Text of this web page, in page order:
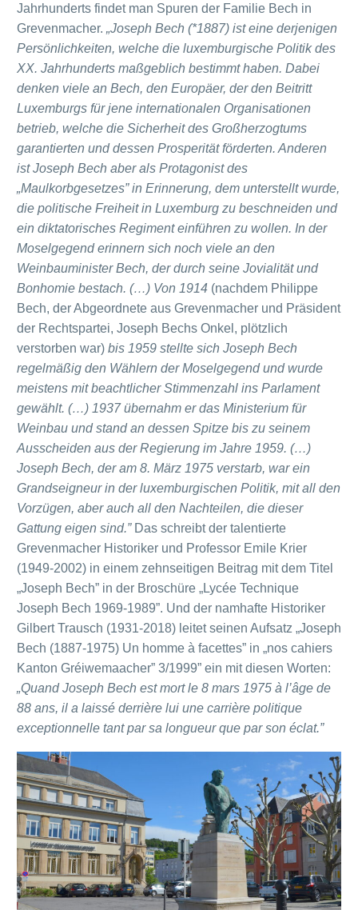
Jahrhunderts findet man Spuren der Familie Bech in
Grevenmacher. „Joseph Bech (*1887) ist eine derjenigen
Persönlichkeiten, welche die luxemburgische Politik des
XX. Jahrhunderts maßgeblich bestimmt haben. Dabei
denken viele an Bech, den Europäer, der den Beitritt
Luxemburgs für jene internationalen Organisationen
betrieb, welche die Sicherheit des Großherzogtums
garantierten und dessen Prosperität förderten. Anderen
ist Joseph Bech aber als Protagonist des
„Maulkorbgesetzes” in Erinnerung, dem unterstellt wurde,
die politische Freiheit in Luxemburg zu beschneiden und
ein diktatorisches Regiment einführen zu wollen. In der
Moselgegend erinnern sich noch viele an den
Weinbauminister Bech, der durch seine Jovialität und
Bonhomie bestach. (…) Von 1914 (nachdem Philippe
Bech, der Abgeordnete aus Grevenmacher und Präsident
der Rechtspartei, Joseph Bechs Onkel, plötzlich
verstorben war) bis 1959 stellte sich Joseph Bech
regelmäßig den Wählern der Moselgegend und wurde
meistens mit beachtlicher Stimmenzahl ins Parlament
gewählt. (…) 1937 übernahm er das Ministerium für
Weinbau und stand an dessen Spitze bis zu seinem
Ausscheiden aus der Regierung im Jahre 1959. (…)
Joseph Bech, der am 8. März 1975 verstarb, war ein
Grandseigneur in der luxemburgischen Politik, mit all den
Vorzügen, aber auch all den Nachteilen, die dieser
Gattung eigen sind.”Das schreibt der talentierte
Grevenmacher Historiker und Professor Emile Krier
(1949-2002) in einem zehnseitigen Beitrag mit dem Titel
„Joseph Bech” in der Broschüre „Lycée Technique
Joseph Bech 1969-1989”. Und der namhafte Historiker
Gilbert Trausch (1931-2018) leitet seinen Aufsatz „Joseph
Bech (1887-1975) Un homme à facettes” in „nos cahiers
Kanton Gréiwemaacher” 3/1999” ein mit diesen Worten:
„Quand Joseph Bech est mort le 8 mars 1975 à l’âge de
88 ans, il a laissé derrière lui une carrière politique
exceptionnelle tant par sa longueur que par son éclat.”